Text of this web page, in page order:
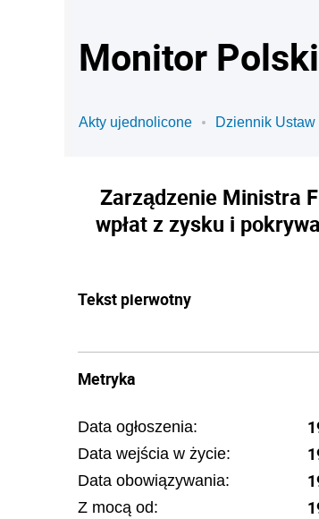
Monitor
Akty ujednolicone Dziennik Ustaw
Zarządzenie Ministra
wpłat z zysku i
Tekst pierwotny
Metryka
Data ogłoszenia:
Data wejścia w życie:
Data obowiązywania:
Z mocą od: